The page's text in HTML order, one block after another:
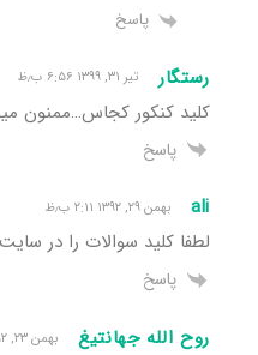
پاسخ
رستگار تیر ۳۱, ۱۳۹۹ ۶:۵۶ ب٫ظ
کلید کنکور کجاس…ممنون
پاسخ
ali بهمن ۲۹, ۱۳۹۲ ۲:۱۱ ب٫ظ
لطفا کلید سوالات را در
پاسخ
روح الله جهانتیغ بهمن ۲۳, ۱۳۹۲ ۷:۲۴ ق٫ظ